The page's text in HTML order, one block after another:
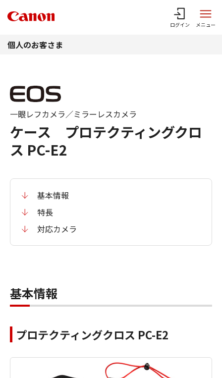
ログイン メニュー
個人のお客さま
ケース プロテクティングクロ
ス PC-E2
一眼レフカメラ／ミラーレスカメラ
基本情報
特長
対応カメラ
基本情報
プロテクティングクロス PC-E2